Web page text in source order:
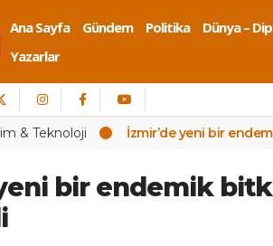
Ana Sayfa Gündem Politika Dünya –
Yazarlar
& Teknoloji İzmir’de yeni bir
bir endemik